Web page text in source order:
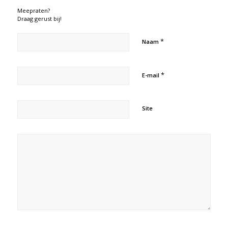
Meepraten?
Draag gerust bij!
Naam *
E-mail *
Site